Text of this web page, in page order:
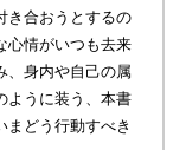
き合おうとするの
心情がいつも去来
、身内や自己の属
ように装う、本書
まどう行動すべき